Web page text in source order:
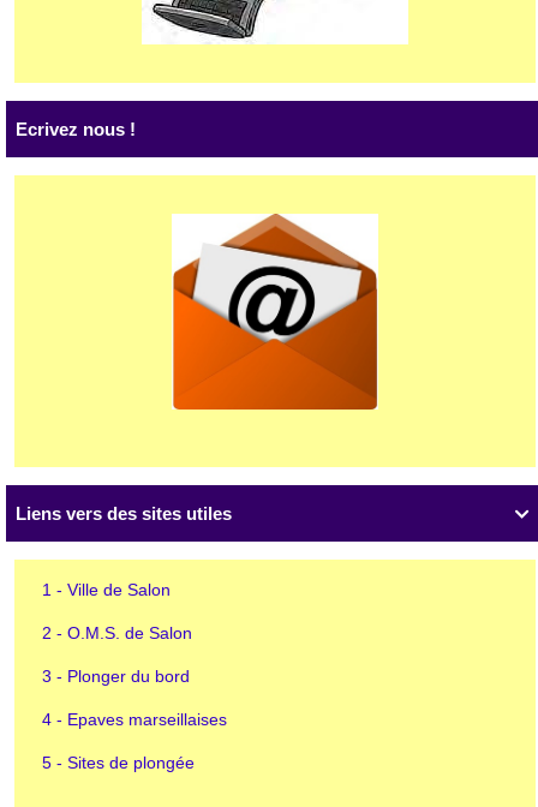
Ecrivez nous !

Liens vers des sites utiles
1 - Ville de Salon
2 - O.M.S. de Salon
3 - Plonger du bord
4 - Epaves marseillaises
5 - Sites de plongée